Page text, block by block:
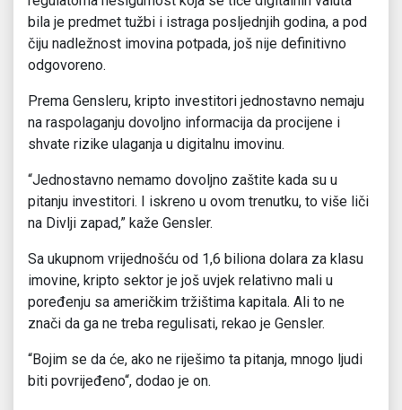
bila je predmet tužbi i istraga posljednjih godina, a pod
čiju nadležnost imovina potpada, još nije definitivno
odgovoreno.
Prema Gensleru, kripto investitori jednostavno nemaju
na raspolaganju dovoljno informacija da procijene i
shvate rizike ulaganja u digitalnu imovinu.
“Jednostavno nemamo dovoljno zaštite kada su u
pitanju investitori. I iskreno u ovom trenutku, to više liči
na Divlji zapad,” kaže Gensler.
Sa ukupnom vrijednošću od 1,6 biliona dolara za klasu
imovine, kripto sektor je još uvjek relativno mali u
poređenju sa američkim tržištima kapitala. Ali to ne
znači da ga ne treba regulisati, rekao je Gensler.
“Bojim se da će, ako ne riješimo ta pitanja, mnogo ljudi
biti povrijeđeno“, dodao je on.